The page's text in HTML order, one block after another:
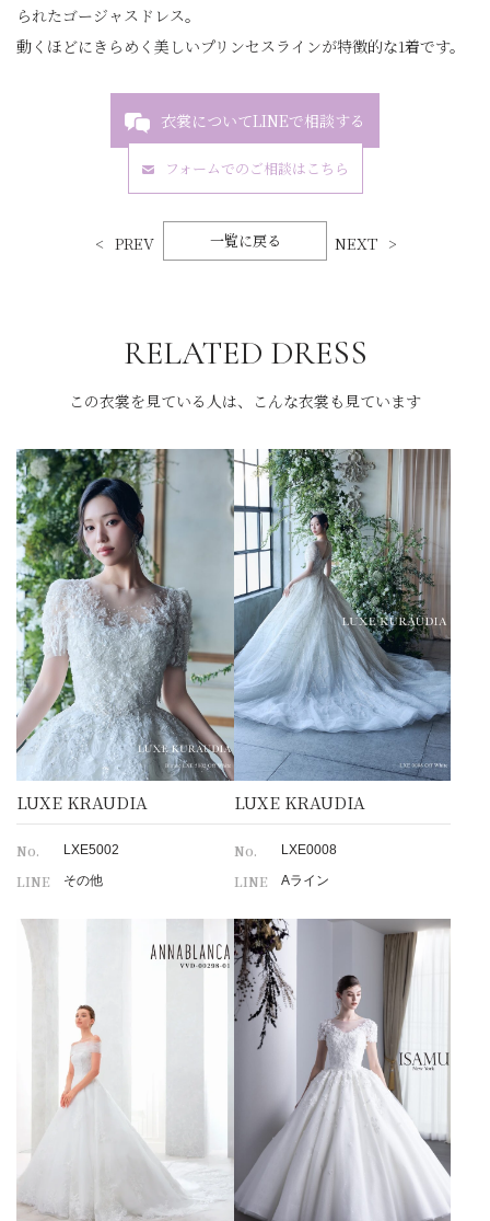
られたゴージャスドレス。
動くほどにきらめく美しいプリンセスラインが特徴的な1着です。
衣裳についてLINEで相談する
フォームでのご相談はこちら
PREV 一覧に戻る NEXT
RELATED DRESS
この衣裳を見ている人は、こんな衣裳も見ています
LUXE KRAUDIA
No. LXE5002
LINE その他
LUXE KRAUDIA
No. LXE0008
LINE Aライン